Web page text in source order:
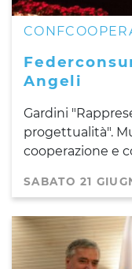
Angeli
Gardini
progettualità".
cooperazione e
SABATO 21